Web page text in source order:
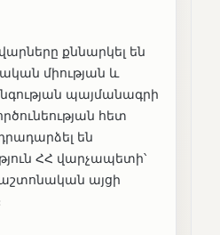
քննարկել են
միության և
պայմանագրի
հետ
են
ՀՀ վարչապետի՝
այցի